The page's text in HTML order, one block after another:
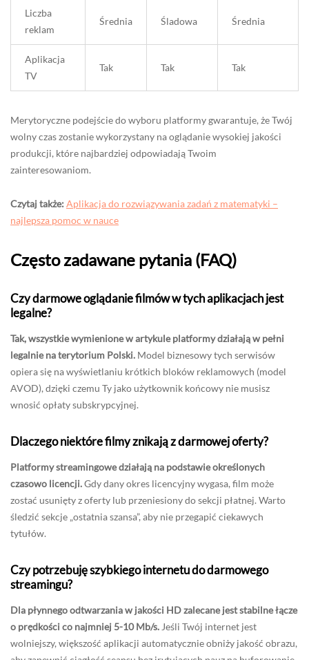
Liczba
reklam
Średnia Śladowa Średnia
Aplikacja
TV
Tak Tak Tak
Merytoryczne podejście do wyboru platformy gwarantuje, że Twój
wolny czas zostanie wykorzystany na oglądanie wysokiej jakości
produkcji, które najbardziej odpowiadają Twoim
zainteresowaniom.
Czytaj także: Aplikacja do rozwiązywania zadań z matematyki –
najlepsza pomoc w nauce
Często zadawane pytania (FAQ)
Czy darmowe oglądanie filmów w tych aplikacjach jest
legalne?
Tak, wszystkie wymienione w artykule platformy działają w pełni
legalnie na terytorium Polski. Model biznesowy tych serwisów
opiera się na wyświetlaniu krótkich bloków reklamowych (model
AVOD), dzięki czemu Ty jako użytkownik końcowy nie musisz
wnosić opłaty subskrypcyjnej.
Dlaczego niektóre filmy znikają z darmowej oferty?
Platformy streamingowe działają na podstawie określonych
czasowo licencji.Gdy dany okres licencyjny wygasa, film może
zostać usunięty z oferty lub przeniesiony do sekcji płatnej. Warto
śledzić sekcje „ostatnia szansa”, aby nie przegapić ciekawych
tytułów.
Czy potrzebuję szybkiego internetu do darmowego
streamingu?
Dla płynnego odtwarzania w jakości HD zalecane jest stabilne łącze
o prędkości co najmniej 5-10 Mb/s. Jeśli Twój internet jest
wolniejszy, większość aplikacji automatycznie obniży jakość obrazu,